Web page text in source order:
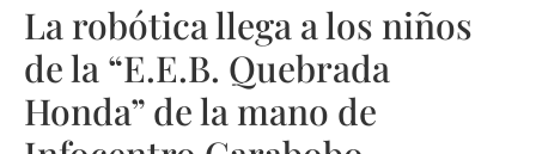
La robótica llega a los niños
de la “E.E.B. Quebrada
Honda” de la mano de